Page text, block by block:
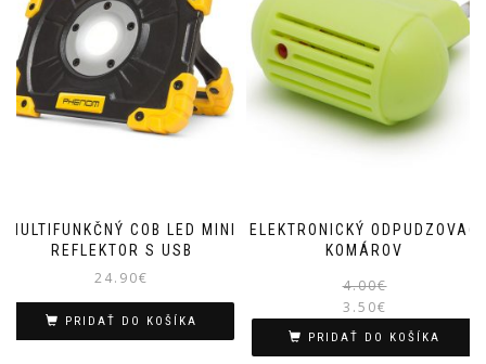
MULTIFUNKČNÝ COB LED MINI
REFLEKTOR S USB
24.90€
PRIDAŤ DO KOŠÍKA
ELEKTRONICKÝ ODPUDZOVAČ
KOMÁROV
4.00€
3.50€
PRIDAŤ DO KOŠÍKA